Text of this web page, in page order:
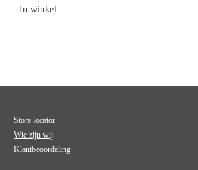
In winkelwagen
Store locator
Wie zijn wij
Klantbeoordeling